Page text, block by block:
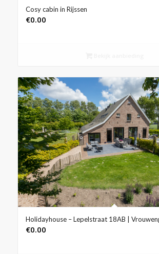
Cosy cabin in Rijssen
€0.00
Holidayhouse – Lepelstraat 18AB |
€0.00